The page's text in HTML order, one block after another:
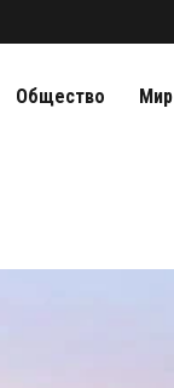
Общество Мир